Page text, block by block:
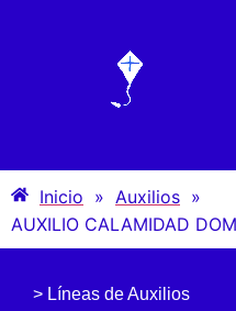
Inicio » Auxilios »
AUXILIO CALAMIDAD
> Líneas de Auxilios